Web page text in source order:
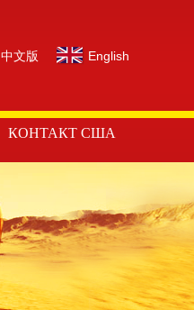
中文版 English
КОНТАКТ США